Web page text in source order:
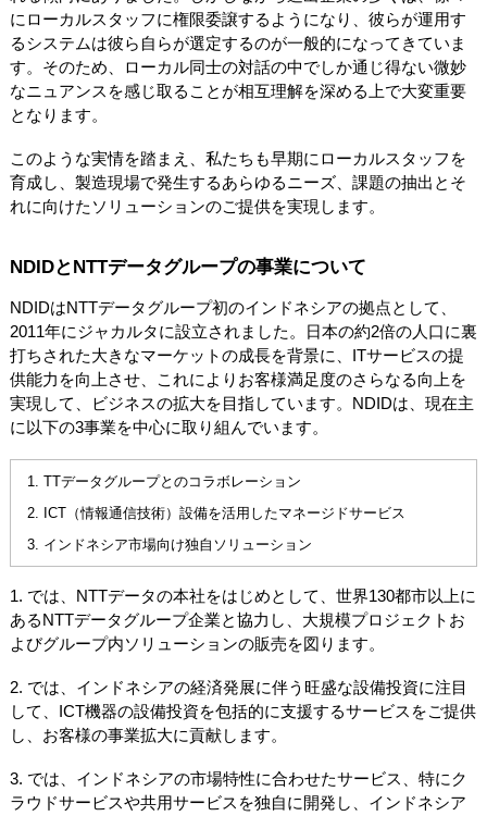
にローカルスタッフに権限委譲するようになり、彼らが運用す
るシステムは彼ら自らが選定するのが一般的になってきていま
す。そのため、ローカル同士の対話の中でしか通じ得ない微妙
なニュアンスを感じ取ることが相互理解を深める上で大変重要
となります。
このような実情を踏まえ、私たちも早期にローカルスタッフを
育成し、製造現場で発生するあらゆるニーズ、課題の抽出とそ
れに向けたソリューションのご提供を実現します。
NDIDとNTTデータグループの事業について
NDIDはNTTデータグループ初のインドネシアの拠点として、
2011年にジャカルタに設立されました。日本の約2倍の人口に裏
打ちされた大きなマーケットの成長を背景に、ITサービスの提
供能力を向上させ、これによりお客様満足度のさらなる向上を
実現して、ビジネスの拡大を目指しています。NDIDは、現在主
に以下の3事業を中心に取り組んでいます。
TTデータグループとのコラボレーション
ICT（情報通信技術）設備を活用したマネージドサービス
インドネシア市場向け独自ソリューション
1. では、NTTデータの本社をはじめとして、世界130都市以上に
あるNTTデータグループ企業と協力し、大規模プロジェクトお
よびグループ内ソリューションの販売を図ります。
2. では、インドネシアの経済発展に伴う旺盛な設備投資に注目
して、ICT機器の設備投資を包括的に支援するサービスをご提供
し、お客様の事業拡大に貢献します。
3. では、インドネシアの市場特性に合わせたサービス、特にク
ラウドサービスや共用サービスを独自に開発し、インドネシア